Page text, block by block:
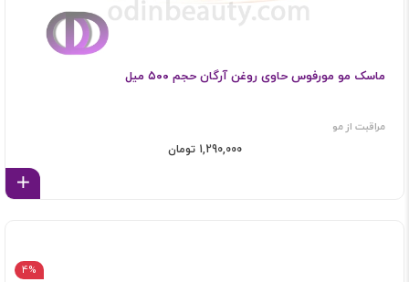
ماسک مو مورفوس حاوی روغن آرگان حجم ۵۰۰ میل
مراقبت از مو
1,290,000 تومان
4%